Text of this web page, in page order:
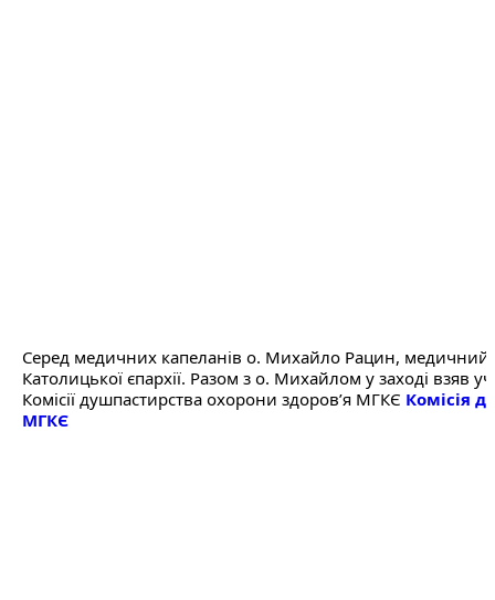
Серед медичних капеланів о. Михайло Рацин, медичний
Католицької єпархії. Разом з о. Михайлом у заході взяв
Комісії душпастирства охорони здоровʼя МГКЄ Комісія
МГКЄ